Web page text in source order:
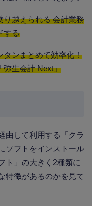
り越えられる 会計業務
する
タンまとめて効率化！
弥生会計 Next」
由して利用する「クラ
ソフトをインストール
ト」の大きく2種類に
特徴があるのかを見て